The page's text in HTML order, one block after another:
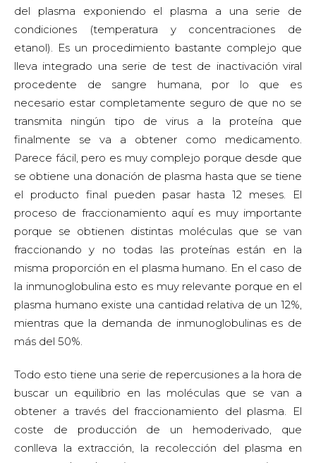
del plasma exponiendo el plasma a una serie de
condiciones (temperatura y concentraciones de
etanol). Es un procedimiento bastante complejo que
lleva integrado una serie de test de inactivación viral
procedente de sangre humana, por lo que es
necesario estar completamente seguro de que no se
transmita ningún tipo de virus a la proteína que
finalmente se va a obtener como medicamento.
Parece fácil, pero es muy complejo porque desde que
se obtiene una donación de plasma hasta que se tiene
el producto final pueden pasar hasta 12 meses. El
proceso de fraccionamiento aquí es muy importante
porque se obtienen distintas moléculas que se van
fraccionando y no todas las proteínas están en la
misma proporción en el plasma humano. En el caso de
la inmunoglobulina esto es muy relevante porque en el
plasma humano existe una cantidad relativa de un 12%,
mientras que la demanda de inmunoglobulinas es de
más del 50%.
Todo esto tiene una serie de repercusiones a la hora de
buscar un equilibrio en las moléculas que se van a
obtener a través del fraccionamiento del plasma. El
coste de producción de un hemoderivado, que
conlleva la extracción, la recolección del plasma en